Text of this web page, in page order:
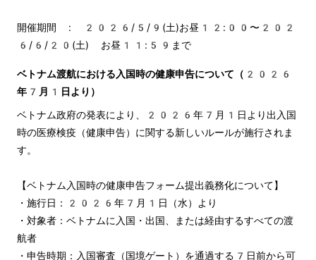
開催期間 : 2026/5/9(土)お昼12:00〜202
6/6/20(土) お昼11:59まで
ベトナム渡航における入国時の健康申告について（2026
年7月1日より）
ベトナム政府の発表により、2026年7月1日より出入国
時の医療検疫（健康申告）に関する新しいルールが施行されま
す。
【ベトナム入国時の健康申告フォーム提出義務化について】
・施行日：2026年7月1日（水）より
・対象者：ベトナムに入国・出国、または経由するすべての渡
航者
・申告時期：入国審査（国境ゲート）を通過する7日前から可